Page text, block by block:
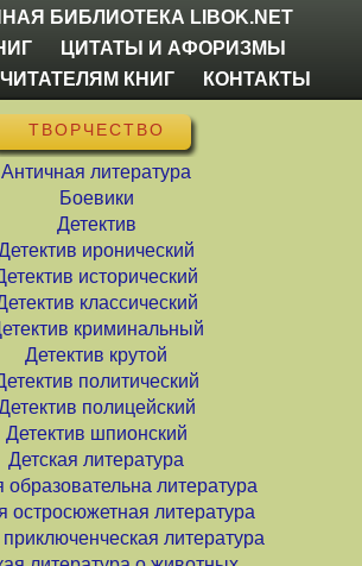
БИБЛИОТЕКА LIBOK.NET
ЦИТАТЫ И АФОРИЗМЫ
КНИГ
КОНТАКТЫ
ТВОРЧЕСТВО
Античная литература
Боевики
Детектив
иронический
исторический
классический
криминальный
Детектив крутой
политический
полицейский
Детектив шпионский
Детская литература
образовательна литература
остросюжетная литература
приключенческая литература